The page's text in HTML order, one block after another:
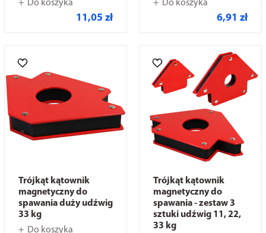
Do koszyka
11,05 zł
Do koszyka
6,91 zł
Trójkąt kątownik
magnetyczny do
spawania duży udźwig
33 kg
Do koszyka
Trójkąt kątownik
magnetyczny do
spawania - zestaw 3
sztuki udźwig 11, 22,
33 kg